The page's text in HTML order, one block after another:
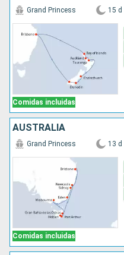
Comidas incluidas
Grand Princess 15 d
AUSTRALIA
Comidas incluidas
Grand Princess 13 d